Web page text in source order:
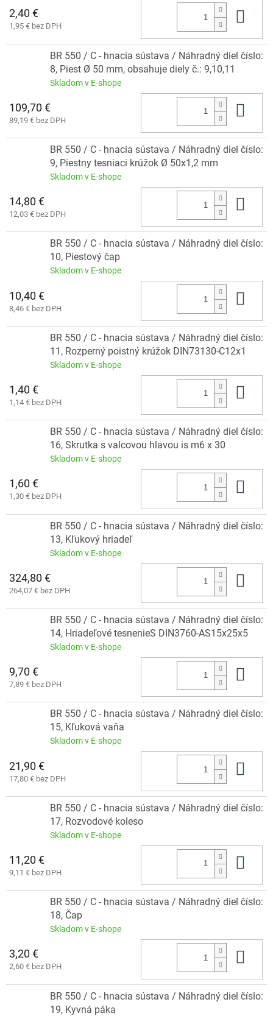
2,40 €
1,95 € bez DPH
BR 550 / C - hnacia sústava / Náhradný diel číslo:
8, Piest Ø 50 mm, obsahuje diely č.: 9,10,11
Skladom v E-shope
109,70 €
89,19 € bez DPH
BR 550 / C - hnacia sústava / Náhradný diel číslo:
9, Piestny tesniaci krúžok Ø 50x1,2 mm
Skladom v E-shope
14,80 €
12,03 € bez DPH
BR 550 / C - hnacia sústava / Náhradný diel číslo:
10, Piestový čap
Skladom v E-shope
10,40 €
8,46 € bez DPH
BR 550 / C - hnacia sústava / Náhradný diel číslo:
11, Rozperný poistný krúžok DIN73130-C12x1
Skladom v E-shope
1,40 €
1,14 € bez DPH
BR 550 / C - hnacia sústava / Náhradný diel číslo:
16, Skrutka s valcovou hlavou is m6 x 30
Skladom v E-shope
1,60 €
1,30 € bez DPH
BR 550 / C - hnacia sústava / Náhradný diel číslo:
13, Kľukový hriadeľ
Skladom v E-shope
324,80 €
264,07 € bez DPH
BR 550 / C - hnacia sústava / Náhradný diel číslo:
14, Hriadeľové tesnenieS DIN3760-AS15x25x5
Skladom v E-shope
9,70 €
7,89 € bez DPH
BR 550 / C - hnacia sústava / Náhradný diel číslo:
15, Kľuková vaňa
Skladom v E-shope
21,90 €
17,80 € bez DPH
BR 550 / C - hnacia sústava / Náhradný diel číslo:
17, Rozvodové koleso
Skladom v E-shope
11,20 €
9,11 € bez DPH
BR 550 / C - hnacia sústava / Náhradný diel číslo:
18, Čap
Skladom v E-shope
3,20 €
2,60 € bez DPH
BR 550 / C - hnacia sústava / Náhradný diel číslo:
19, Kyvná páka